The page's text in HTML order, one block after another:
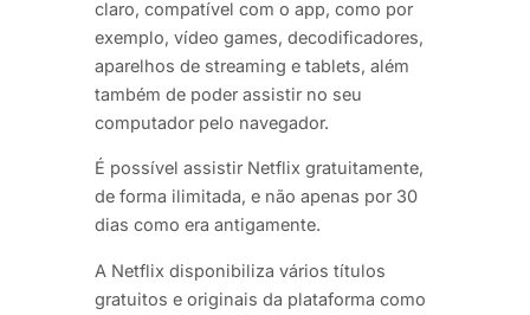
claro, compatível com o app, como por
exemplo, vídeo games, decodificadores,
aparelhos de streaming e tablets, além
também de poder assistir no seu
computador pelo navegador.
É possível assistir Netflix gratuitamente,
de forma ilimitada, e não apenas por 30
dias como era antigamente.
A Netflix disponibiliza vários títulos
gratuitos e originais da plataforma como